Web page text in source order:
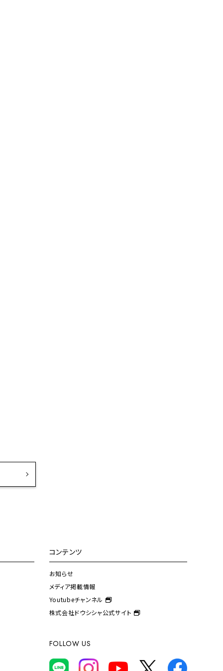
コンテンツ
お知らせ
メディア掲載情報
Youtubeチャンネル
株式会社ドウシシャ公式サイト
FOLLOW US